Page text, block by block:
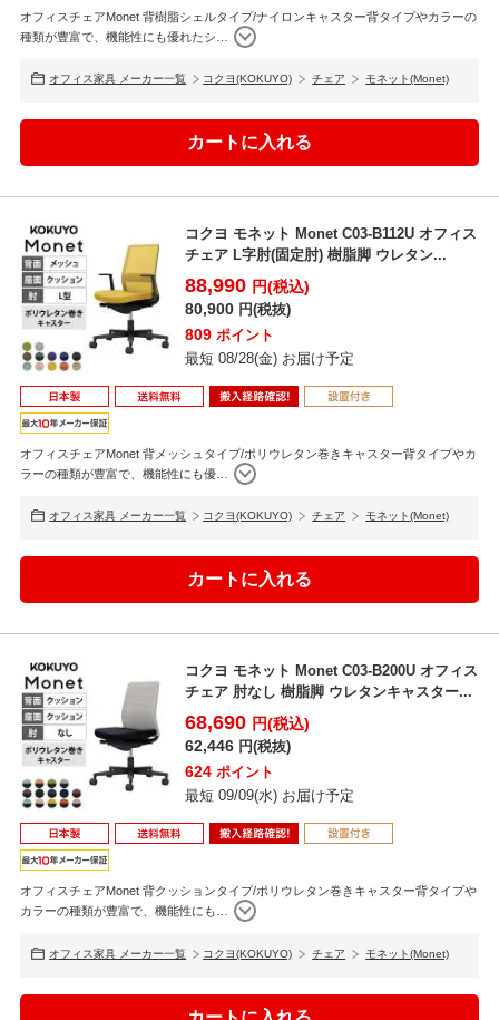
オフィスチェアMonet 背樹脂シェルタイプ/ナイロンキャスター背タイプやカラーの
種類が豊富で、機能性にも優れたシ
オフィス家具 メーカー一覧 コクヨ(KOKUYO) チェア モネット(Monet)
コクヨ モネット Monet C03-B112U オフィス
チェア L字肘(固定肘) 樹脂脚 ウレタン...
88,990 円(税込)
80,900 円(税抜)
809 ポイント
最短 08/28(金) お届け予定
オフィスチェアMonet 背メッシュタイプ/ポリウレタン巻きキャスター背タイプやカ
ラーの種類が豊富で、機能性にも優…
オフィス家具 メーカー一覧 コクヨ(KOKUYO) チェア モネット(Monet)
コクヨ モネット Monet C03-B200U オフィス
チェア 肘なし 樹脂脚 ウレタンキャスター...
68,690 円(税込)
62,446 円(税抜)
624 ポイント
最短 09/09(水) お届け予定
オフィスチェアMonet 背クッションタイプ/ポリウレタン巻きキャスター背タイプや
カラーの種類が豊富で、機能性にも
オフィス家具 メーカー一覧 コクヨ(KOKUYO) チェア モネット(Monet)